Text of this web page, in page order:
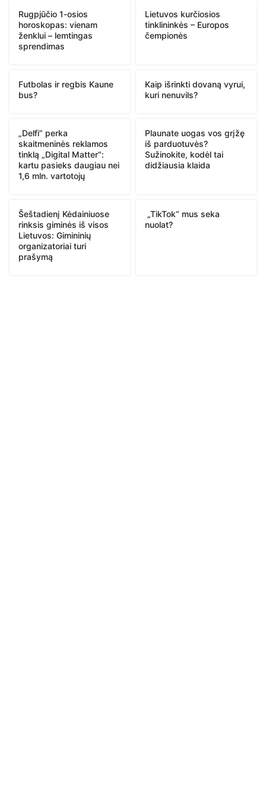
Rugpjūčio 1-osios
horoskopas: vienam
ženklui – lemtingas
sprendimas
Lietuvos kurčiosios
tinklininkės – Europos
čempionės
Futbolas ir regbis Kaune
bus?
Kaip išrinkti dovaną vyrui,
kuri nenuvils?
„Delfi“ perka
skaitmeninės reklamos
tinklą „Digital Matter“:
kartu pasieks daugiau nei
1,6 mln. vartotojų
Plaunate uogas vos grįžę
iš parduotuvės?
Sužinokite, kodėl tai
didžiausia klaida
Šeštadienį Kėdainiuose
rinksis giminės iš visos
Lietuvos: Gimininių
organizatoriai turi
prašymą
„TikTok“ mus seka
nuolat?